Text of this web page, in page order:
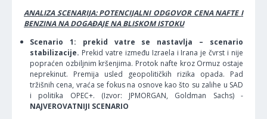
ANALIZA SCENARIJA: POTENCIJALNI ODGOVOR CENA NAFTE I
BENZINA NA DOGAĐAJE NA BLISKOM ISTOKU
Scenario 1: prekid vatre se nastavlja – scenario
stabilizacije. Prekid vatre između Izraela i Irana je čvrst i nije
popraćen ozbiljnim kršenjima. Protok nafte kroz Ormuz ostaje
neprekinut. Premija usled geopolitičkih rizika opada. Pad
tržišnih cena, vraća se fokus na osnove kao što su zalihe u SAD
i politika OPEC+. (Izvor: JPMORGAN, Goldman Sachs) -
NAJVEROVATNIJI SCENARIO